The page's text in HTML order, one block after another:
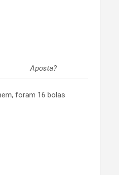
Aposta?
foram 16 bolas